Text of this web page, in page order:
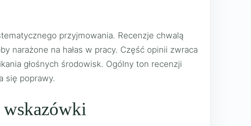
przyjmowania. Recenzje chwalą
narażone na hałas w pracy. Część opinii zwraca
głośnych środowisk. Ogólny ton recenzji
się poprawy.